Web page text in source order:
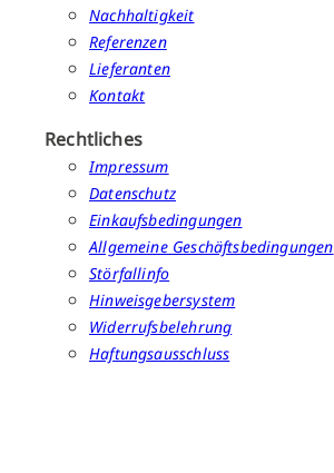
Nachhaltigkeit
Referenzen
Lieferanten
Kontakt
Rechtliches
Impressum
Datenschutz
Einkaufsbedingungen
Allgemeine Geschäftsbedingungen
Störfallinfo
Hinweisgebersystem
Widerrufsbelehrung
Haftungsausschluss